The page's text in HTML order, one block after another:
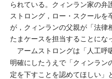
られている。クィンラン家の弁
ストロング，ロー・スクールを
が，クィンランの父親が「法律
たまケースを担当することにな
アームストロングは「人工呼
明確にしたうえで「クィンラン
定を下すことを認めてほしい」